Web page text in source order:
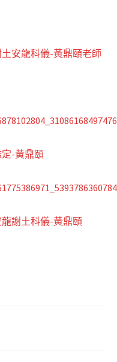
安龍科儀-黃鼎頤老師
-黃鼎頤
謝土科儀-黃鼎頤